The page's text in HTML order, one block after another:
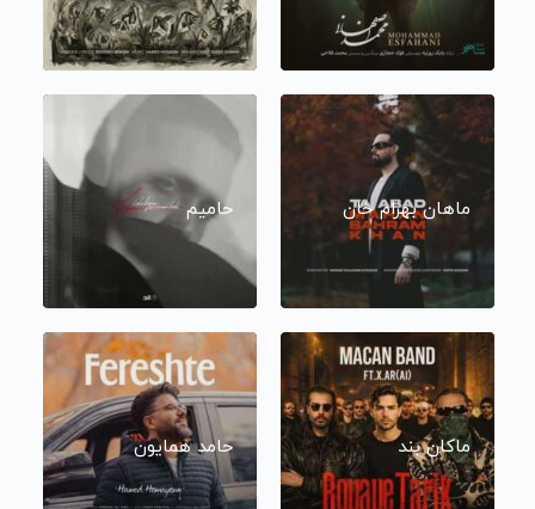
ماهان بهرام خان حامیم
ماکان بند حامد همایون